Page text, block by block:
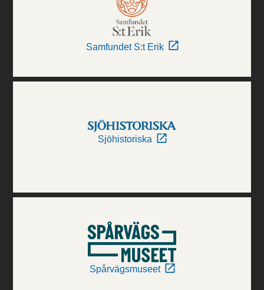
Samfundet S:t Erik
Sjöhistoriska
Spårvägsmuseet